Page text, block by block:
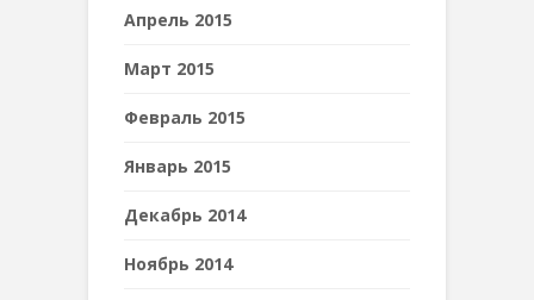
Апрель 2015
Март 2015
Февраль 2015
Январь 2015
Декабрь 2014
Ноябрь 2014